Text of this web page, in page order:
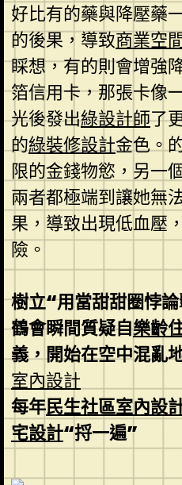
好比有的藥與降壓藥
的後果，導致商業空
睬想，有的則會增強
箔信用卡，那張卡像
光後發出綠設計師了
的綠裝修設計金色。
限的金錢物慾，另一
兩者都極端到讓她無
果，導致出現低血壓
險。
樹立“用當甜甜圈悖
鶴會瞬間質疑自樂齡
義，開始在空中混亂
室內設計
每年民生社區室內設
宅設計“捋一遍”